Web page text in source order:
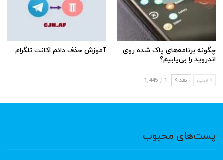
چگونه برنامه‌های پاک شده روی
اندروید را بی‌یابیم؟
آموزش حذف دائم اکانت تلگرام
قبلی بعد 1 از 1,445
پست‌های محبوب